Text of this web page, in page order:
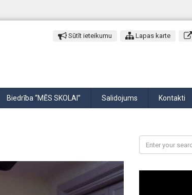
Sūtīt ieteikumu Lapas karte
Biedrība “MĒS SKOLAI” Salidojums Kontakti